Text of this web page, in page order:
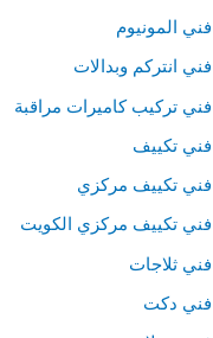
فني المونيوم
فني انتركم وبدالات
فني تركيب كاميرات مراقبة
فني تكييف
فني تكييف مركزي
فني تكييف مركزي الكويت
فني ثلاجات
فني دكت